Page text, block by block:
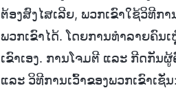
ຕ້ອງສົງໄສເລີຍ, ພວກເຂົາໃຊ້ວິທີ
ພວກເຂົາໄດ້. ໂດຍການທຳລາຍຄົນ
ເຂົາເອງ. ການໂຈມຕີ ແລະ ກີດກັ
ແລະ ວິທີການເວົ້າຂອງພວກເຂົາເ